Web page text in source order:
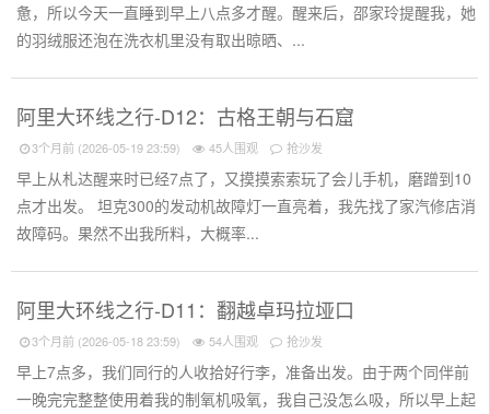
惫，所以今天一直睡到早上八点多才醒。醒来后，邵家玲提醒我，她
的羽绒服还泡在洗衣机里没有取出晾晒、...
阿里大环线之行-D12：古格王朝与石窟
3个月前 (2026-05-19 23:59) 45人围观 抢沙发
早上从札达醒来时已经7点了，又摸摸索索玩了会儿手机，磨蹭到10
点才出发。 坦克300的发动机故障灯一直亮着，我先找了家汽修店消
故障码。果然不出我所料，大概率...
阿里大环线之行-D11：翻越卓玛拉垭口
3个月前 (2026-05-18 23:59) 54人围观 抢沙发
早上7点多，我们同行的人收拾好行李，准备出发。由于两个同伴前
一晚完完整整使用着我的制氧机吸氧，我自己没怎么吸，所以早上起